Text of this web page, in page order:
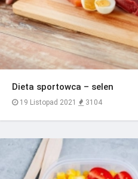
Dieta sportowca – selen
19 Listopad 2021 3104